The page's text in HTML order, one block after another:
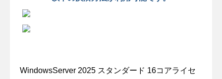
WindowsServer 2025 スタンダード 16コアライセ